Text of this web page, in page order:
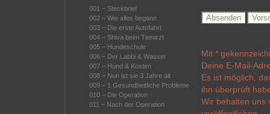
001 – Steckbrief
002 – Wie alles begann
003 – Die erste Autofahrt
004 – Shiva beim Tierarzt
005 – Hundeschule
006 – Der Labbi & Wasser
007 – Hund & Kosten
008 – Nun ist sie 3 Jahre alt
009 – 1.Gesundheitliche Probleme
010 – Die Operation
011 – Nach der Operation
Mit *
Deine E-Mail-
Es ist möglich,
ihn überprüft
Wir behalten uns